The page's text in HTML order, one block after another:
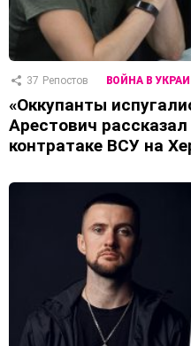
37 Репостов ВОЙНА В
«Оккупанты
Арестович
контратаке ВСУ на